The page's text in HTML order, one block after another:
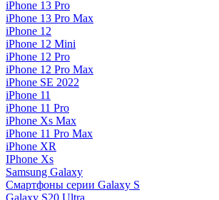
iPhone 13 Pro
iPhone 13 Pro Max
iPhone 12
iPhone 12 Mini
iPhone 12 Pro
iPhone 12 Pro Max
iPhone SE 2022
iPhone 11
iPhone 11 Pro
iPhone Xs Max
iPhone 11 Pro Max
iPhone XR
IPhone Xs
Samsung Galaxy
Смартфоны серии Galaxy S
Galaxy S20 Ultra